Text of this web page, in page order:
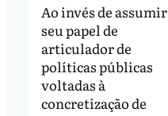
Ao invés de assumir
seu papel de
articulador de
políticas públicas
voltadas à
concretização de